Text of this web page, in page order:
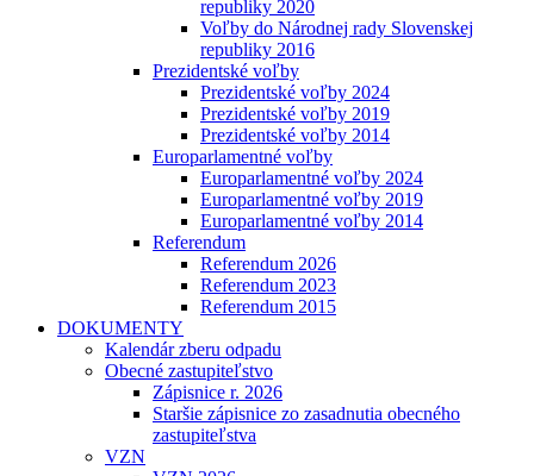
republiky 2020
Voľby do Národnej rady Slovenskej
republiky 2016
Prezidentské voľby
Prezidentské voľby 2024
Prezidentské voľby 2019
Prezidentské voľby 2014
Europarlamentné voľby
Europarlamentné voľby 2024
Europarlamentné voľby 2019
Europarlamentné voľby 2014
Referendum
Referendum 2026
Referendum 2023
Referendum 2015
DOKUMENTY
Kalendár zberu odpadu
Obecné zastupiteľstvo
Zápisnice r. 2026
Staršie zápisnice zo zasadnutia obecného
zastupiteľstva
VZN